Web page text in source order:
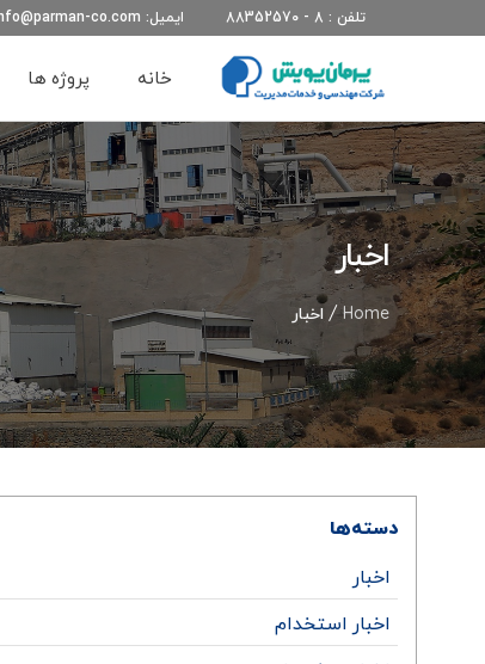
تلفن : 8 - 88352570 ایمیل: info@parman-co.com
خانه پروژه ها
اخبار
Home/ اخبار
دسته‌ها
اخبار
اخبار استخدام